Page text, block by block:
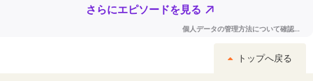
トップへ戻る